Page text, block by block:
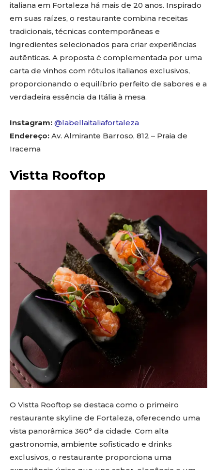
italiana em Fortaleza há mais de 20 anos. Inspirado
em suas raízes, o restaurante combina receitas
tradicionais, técnicas contemporâneas e
ingredientes selecionados para criar experiências
autênticas. A proposta é complementada por uma
carta de vinhos com rótulos italianos exclusivos,
proporcionando o equilíbrio perfeito de sabores e a
verdadeira essência da Itália à mesa.
Instagram: @labellaitaliafortaleza
Endereço: Av. Almirante Barroso, 812 – Praia de
Iracema
Vistta Rooftop
O Vistta Rooftop se destaca como o primeiro
restaurante skyline de Fortaleza, oferecendo uma
vista panorâmica 360° da cidade. Com alta
gastronomia, ambiente sofisticado e drinks
exclusivos, o restaurante proporciona uma